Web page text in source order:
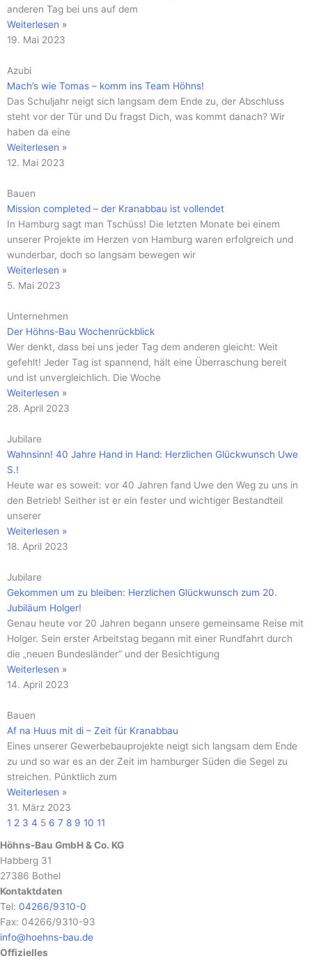
anderen Tag bei uns auf dem
Weiterlesen »
19. Mai 2023
Azubi
Mach’s wie Tomas – komm ins Team Höhns!
Das Schuljahr neigt sich langsam dem Ende zu, der Abschluss
steht vor der Tür und Du fragst Dich, was kommt danach? Wir
haben da eine
Weiterlesen »
12. Mai 2023
Bauen
Mission completed – der Kranabbau ist vollendet
In Hamburg sagt man Tschüss! Die letzten Monate bei einem
unserer Projekte im Herzen von Hamburg waren erfolgreich und
wunderbar, doch so langsam bewegen wir
Weiterlesen »
5. Mai 2023
Unternehmen
Der Höhns-Bau Wochenrückblick
Wer denkt, dass bei uns jeder Tag dem anderen gleicht: Weit
gefehlt! Jeder Tag ist spannend, hält eine Überraschung bereit
und ist unvergleichlich. Die Woche
Weiterlesen »
28. April 2023
Jubilare
Wahnsinn! 40 Jahre Hand in Hand: Herzlichen Glückwunsch Uwe
S.!
Heute war es soweit: vor 40 Jahren fand Uwe den Weg zu uns in
den Betrieb! Seither ist er ein fester und wichtiger Bestandteil
unserer
Weiterlesen »
18. April 2023
Jubilare
Gekommen um zu bleiben: Herzlichen Glückwunsch zum 20.
Jubiläum Holger!
Genau heute vor 20 Jahren begann unsere gemeinsame Reise mit
Holger. Sein erster Arbeitstag begann mit einer Rundfahrt durch
die „neuen Bundesländer“ und der Besichtigung
Weiterlesen »
14. April 2023
Bauen
Af na Huus mit di – Zeit für Kranabbau
Eines unserer Gewerbebauprojekte neigt sich langsam dem Ende
zu und so war es an der Zeit im hamburger Süden die Segel zu
streichen. Pünktlich zum
Weiterlesen »
31. März 2023
1 2 3 4 5 6 7 8 9 10 11
Höhns-Bau GmbH & Co. KG
Habberg 31
27386 Bothel
Kontaktdaten
Tel: 04266/9310-0
Fax: 04266/9310-93
info@hoehns-bau.de
Offizielles